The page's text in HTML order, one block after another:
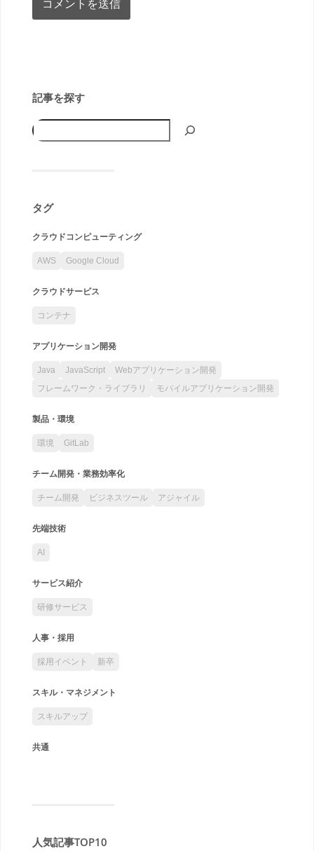
記事を探す
タグ
クラウドコンピューティング
AWS Google Cloud
クラウドサービス
コンテナ
アプリケーション開発
Java JavaScript
Webアプリケーション開発
フレームワーク・ライブラリ
モバイルアプリケーション開発
製品・環境
環境 GitLab
チーム開発・業務効率化
チーム開発 ビジネスツール アジャイル
先端技術
AI
サービス紹介
研修サービス
人事・採用
採用イベント 新卒
スキル・マネジメント
スキルアップ
共通
人気記事TOP10